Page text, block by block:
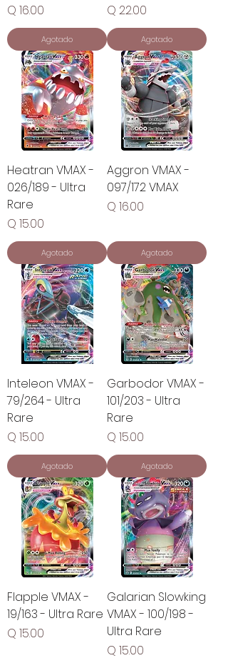
Precio
Q 16.00
Agotado
Precio
Q 22.00
Agotado
Heatran VMAX -
026/189 - Ultra
Rare
Precio
Q 15.00
Agotado
Aggron VMAX -
097/172 VMAX
Precio
Q 16.00
Agotado
Inteleon VMAX -
79/264 - Ultra
Rare
Precio
Q 15.00
Agotado
Garbodor VMAX -
101/203 - Ultra
Rare
Precio
Q 15.00
Agotado
Flapple VMAX -
19/163 - Ultra Rare
Precio
Q 15.00
Galarian Slowking
VMAX - 100/198 -
Ultra Rare
Precio
Q 15.00